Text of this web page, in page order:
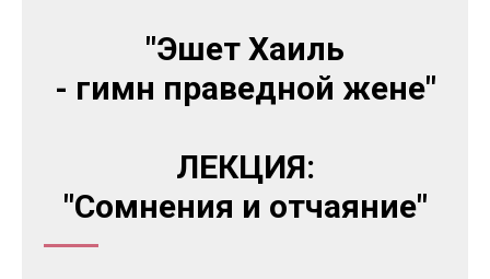
"Эшет Хаиль
- гимн праведной жене"
ЛЕКЦИЯ:
"Сомнения и отчаяние"